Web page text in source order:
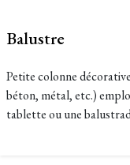
Balustre
Petite colonne
béton, métal, etc.)
tablette ou une